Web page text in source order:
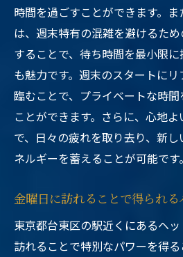
時間を過ごすことができます。
は、週末特有の混雑を避けるた
することで、待ち時間を最小限
も魅力です。週末のスタートに
臨むことで、プライベートな時
ことができます。さらに、心地
で、日々の疲れを取り去り、新
ネルギーを蓄えることが可能です。
金曜日に訪れることで得られる
東京都台東区の駅近くにあるヘ
訪れることで特別なパワーを得